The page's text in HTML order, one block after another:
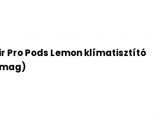
Pro Pods Lemon klímatisztító